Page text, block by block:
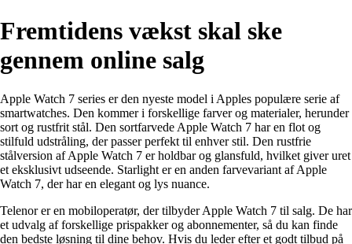
Fremtidens vækst skal ske
gennem online salg
Apple Watch 7 series er den nyeste model i Apples populære serie af
smartwatches. Den kommer i forskellige farver og materialer, herunder
sort og rustfrit stål. Den sortfarvede Apple Watch 7 har en flot og
stilfuld udstråling, der passer perfekt til enhver stil. Den rustfrie
stålversion af Apple Watch 7 er holdbar og glansfuld, hvilket giver uret
et eksklusivt udseende. Starlight er en anden farvevariant af Apple
Watch 7, der har en elegant og lys nuance.
Telenor er en mobiloperatør, der tilbyder Apple Watch 7 til salg. De har
et udvalg af forskellige prispakker og abonnementer, så du kan finde
den bedste løsning til dine behov. Hvis du leder efter et godt tilbud på